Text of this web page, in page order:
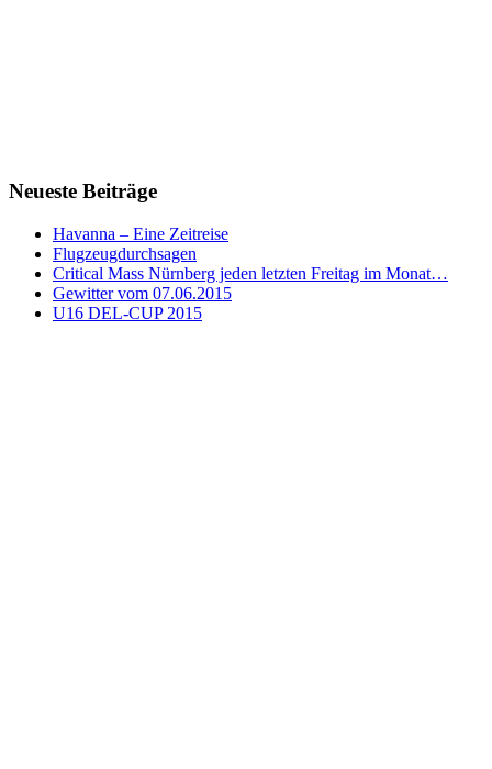
Neueste Beiträge
Havanna – Eine Zeitreise
Flugzeugdurchsagen
Critical Mass Nürnberg jeden letzten Freitag im Monat…
Gewitter vom 07.06.2015
U16 DEL-CUP 2015